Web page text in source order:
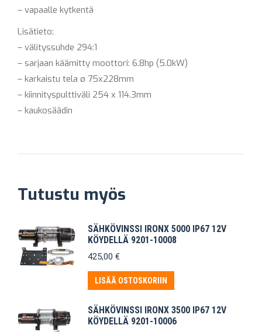
– vapaalle kytkentä
Lisätieto:
– välityssuhde 294:1
– sarjaan käämitty moottori: 6.8hp (5.0kW)
– karkaistu tela ø 75x228mm
– kiinnityspulttiväli 254 x 114.3mm
– kaukosäädin
Tutustu myös
SÄHKÖVINSSI IRONX 5000 IP67 12V
KÖYDELLÄ 9201-10008
425,00 €
LISÄÄ OSTOSKORIIN
SÄHKÖVINSSI IRONX 3500 IP67 12V
KÖYDELLÄ 9201-10006